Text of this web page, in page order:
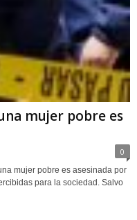
mujer pobre es
0
mujer pobre es asesinada por
para la sociedad. Salvo